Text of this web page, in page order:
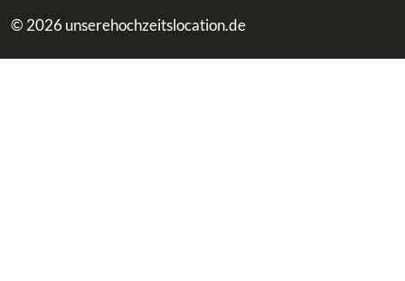
© 2026 unserehochzeitslocation.de